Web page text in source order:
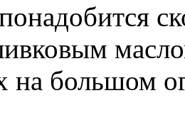
большом